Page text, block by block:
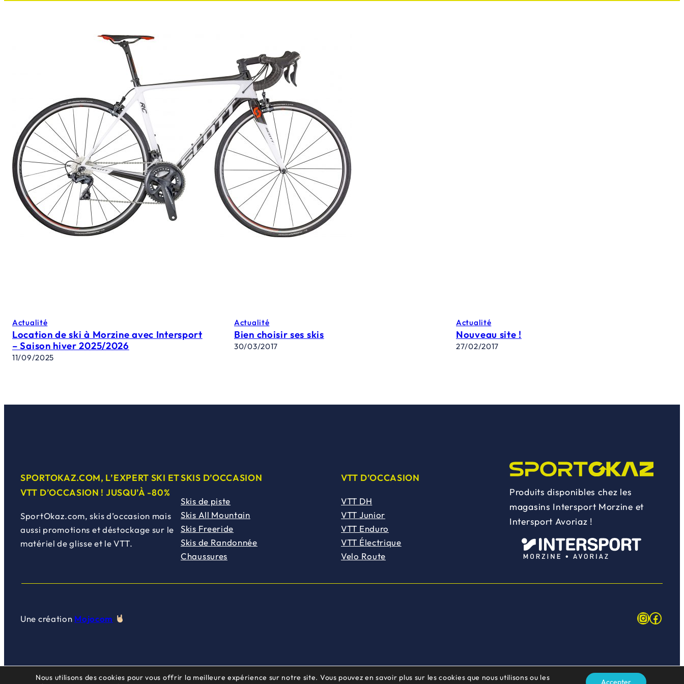
Actualité
Location de ski à Morzine avec Intersport
– Saison hiver 2025/2026
11/09/2025
Actualité
Bien choisir ses skis
30/03/2017
Actualité
Nouveau site !
27/02/2017
SPORTOKAZ.COM, L’EXPERT SKI ET
VTT D’OCCASION ! JUSQU’À -80%
SportOkaz.com, skis d’occasion mais
aussi promotions et déstockage sur le
matériel de glisse et le VTT.
SKIS D’OCCASION
Skis de piste
Skis All Mountain
Skis Freeride
Skis de Randonnée
Chaussures
VTT D’OCCASION
VTT DH
VTT Junior
VTT Enduro
VTT Électrique
Velo Route
Produits disponibles chez les
magasins Intersport Morzine et
Intersport Avoriaz !
Une création Mojocom
Nous utilisons des cookies pour vous offrir la meilleure expérience sur notre site. Vous pouvez en savoir plus sur les cookies que nous utilisons ou les
Accepter